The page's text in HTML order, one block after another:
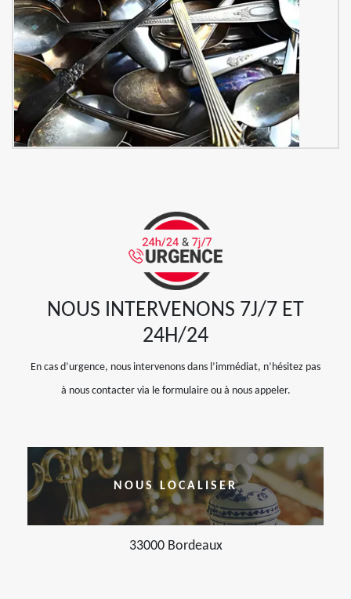
NOUS INTERVENONS 7J/7 ET
24H/24
En cas d’urgence, nous intervenons dans l’immédiat, n’hésitez pas
à nous contacter via le formulaire ou à nous appeler.
NOUS LOCALISER
33000 Bordeaux